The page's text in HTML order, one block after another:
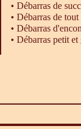
• Débarras de
• Débarras de
• Débarras
• Débarras petit et